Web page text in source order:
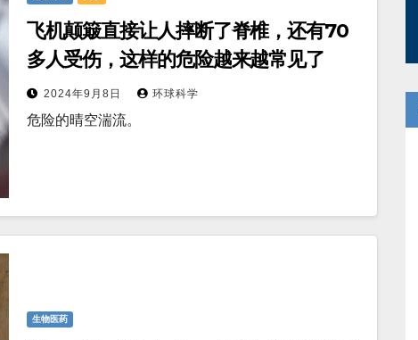
飞机颠簸直接让人摔断了脊椎，还有70
多人受伤，这样的危险越来越常见了
2024年9月8日 环球科学
危险的晴空湍流。
生物医药